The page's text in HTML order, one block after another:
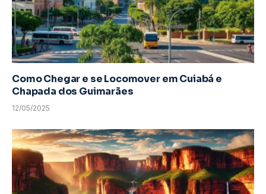
Como Chegar e se Locomover em Cuiabá e
Chapada dos Guimarães
12/05/2025